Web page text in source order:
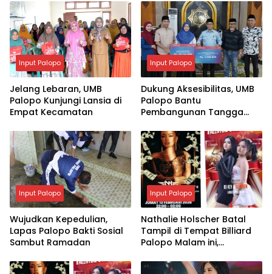
Input Palopo
Jelang Lebaran, UMB
Palopo Kunjungi Lansia di
Empat Kecamatan
Input Palopo
Dukung Aksesibilitas, UMB
Palopo Bantu
Pembangunan Tangga
Input Palopo
Wujudkan Kepedulian,
Lapas Palopo Bakti Sosial
Sambut Ramadan
Input Palopo
Nathalie Holscher Batal
Tampil di Tempat Billiard
Palopo Malam ini,
Permohonan Maaf